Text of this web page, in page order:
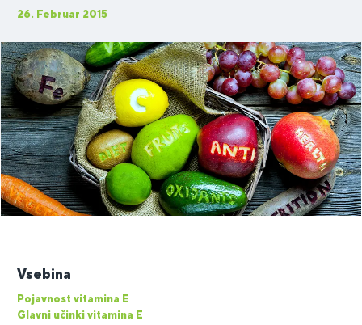
26. Februar 2015
Vsebina
Pojavnost vitamina E
Glavni učinki vitamina E